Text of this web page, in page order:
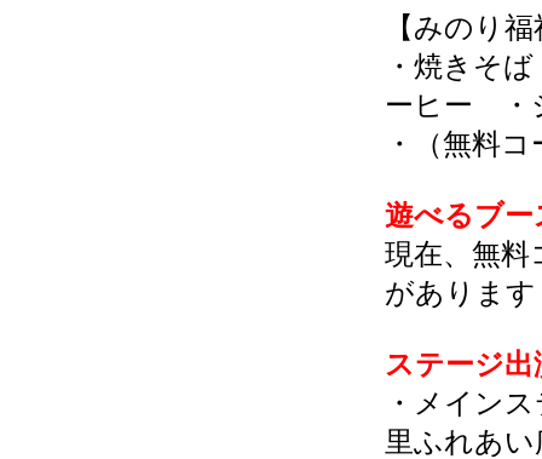
【みのり
・焼きそ
ーヒー ・
・（無料
遊べるブ
現在、無料
があります
ステージ
・メイン
里ふれあ